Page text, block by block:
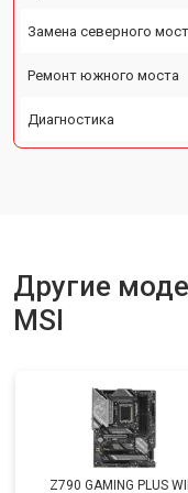
Замена северного
Ремонт южного моста
Диагностика
Другие
MSI
Z790 GAMING PLUS